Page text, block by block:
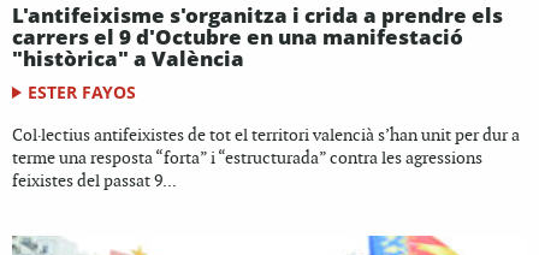
L'antifeixisme s'organitza i crida a prendre els
carrers el 9 d'Octubre en una manifestació
"històrica" a València
ESTER FAYOS
Col·lectius antifeixistes de tot el territori valencià s’han unit per dur a
terme una resposta “forta” i “estructurada” contra les agressions
feixistes del passat 9...